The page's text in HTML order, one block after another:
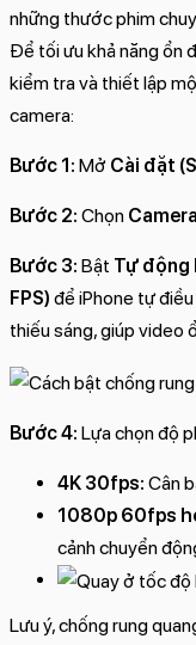
những thước phim
Để tối ưu khả năng ổn
kiểm tra và thiết lập
camera:
Bước 1: Mở Cài đặt
Bước 2: Chọn Camera
Bước 3: Bật Tự động
FPS) để iPhone tự
thiếu sáng, giúp video
Bước 4: Lựa chọn độ
4K 30fps: Cân
1080p 60fps
cảnh chuyển
Lưu ý, chống rung